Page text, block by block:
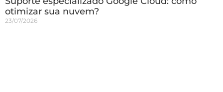
otimizar sua nuvem?
23/07/2026